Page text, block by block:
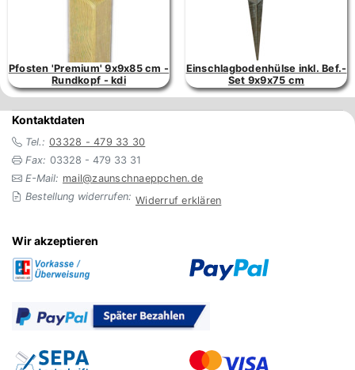
Pfosten 'Premium' 9x9x85 cm -
Rundkopf - kdi
Einschlagbodenhülse inkl. Bef.-
Set 9x9x75 cm
Kontaktdaten
Tel.: 03328 - 479 33 30
Fax: 03328 - 479 33 31
E-Mail: mail@zaunschnaeppchen.de
Bestellung widerrufen: Widerruf erklären
Wir akzeptieren